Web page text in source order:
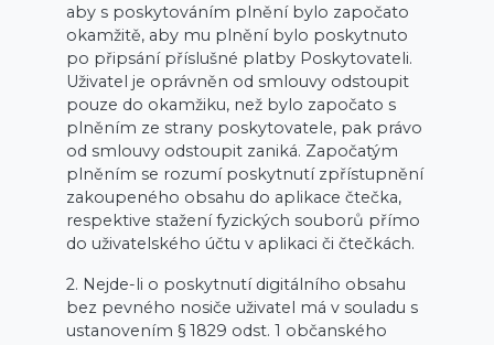
aby s poskytováním plnění bylo započato
okamžitě, aby mu plnění bylo poskytnuto
po připsání příslušné platby Poskytovateli.
Uživatel je oprávněn od smlouvy odstoupit
pouze do okamžiku, než bylo započato s
plněním ze strany poskytovatele, pak právo
od smlouvy odstoupit zaniká. Započatým
plněním se rozumí poskytnutí zpřístupnění
zakoupeného obsahu do aplikace čtečka,
respektive stažení fyzických souborů přímo
do uživatelského účtu v aplikaci či čtečkách.
2. Nejde-li o poskytnutí digitálního obsahu
bez pevného nosiče uživatel má v souladu s
ustanovením § 1829 odst. 1 občanského